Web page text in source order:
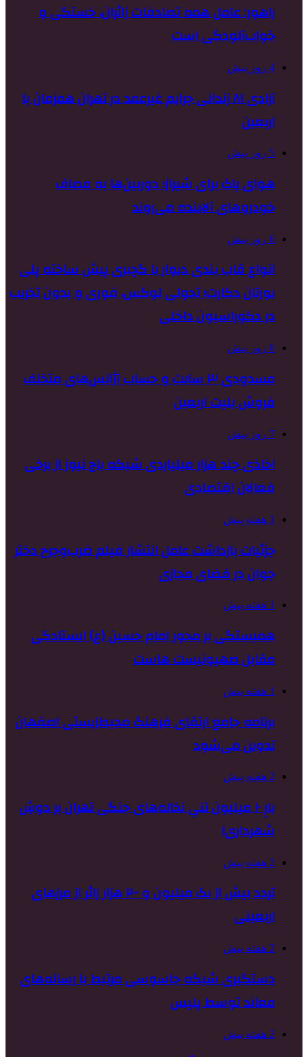
راهور: عامل همه تصادفات زائران، خستگی و
خواب‌آلودگی است
4 روز پیش
آزادی ۸۱ زندانی جرایم غیرعمد در تهران همزمان با
اربعین
5 روز پیش
هوای پاک برای شیراز؛ دوربین‌ها به مصاف
خودروهای آلاینده می‌روند
6 روز پیش
انواع قاب بندی دیوار با گچبری پیش ساخته پلی
یورتان دکارت؛ تحولی لوکس، فوری و بدون تخریب
در دکوراسیون داخلی
6 روز پیش
مسدودی ۳ سایت و حساب آژانس‌های متخلف
فروش بلیت اربعین
7 روز پیش
اخاذی چند هزار میلیاردی شبکه باج نیوز از برخی
فعالان اقتصادی
1 هفته پیش
جزئیات بازداشت عامل انتشار فیلم ضرب‌وجرح دختر
جوان در فضای مجازی
1 هفته پیش
همبستگی بر محور امام حسین (ع) ایستادگی
مقابل صهیونیست هاست
1 هفته پیش
برنامه جامع ارتقای فرهنگ محیط‌زیستی اصفهان
تدوین می‌شود
2 هفته پیش
بارِ ۱۰ میلیون تنیِ نخاله‌های جنگی تهران بر دوشِ
شهرداری!
2 هفته پیش
تردد بیش از یک میلیون و ۲۰۰ هزار زائر از مرزهای
اربعینی
2 هفته پیش
دستگیری شبکه جاسوسی مرتبط با رسانه‌های
معاند توسط پلیس
2 هفته پیش